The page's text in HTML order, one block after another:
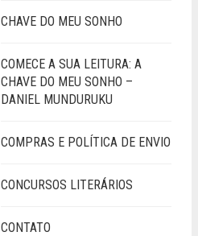
CHAVE DO MEU SONHO
COMECE A SUA LEITURA: A
CHAVE DO MEU SONHO –
DANIEL MUNDURUKU
COMPRAS E POLÍTICA DE ENVIO
CONCURSOS LITERÁRIOS
CONTATO